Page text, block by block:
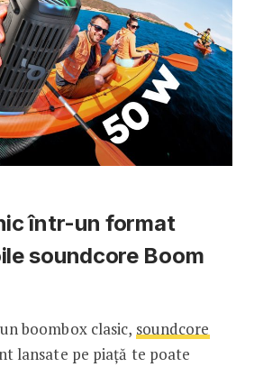
într-un format
soundcore Boom
boombox clasic, soundcore
lansate pe piață te poate